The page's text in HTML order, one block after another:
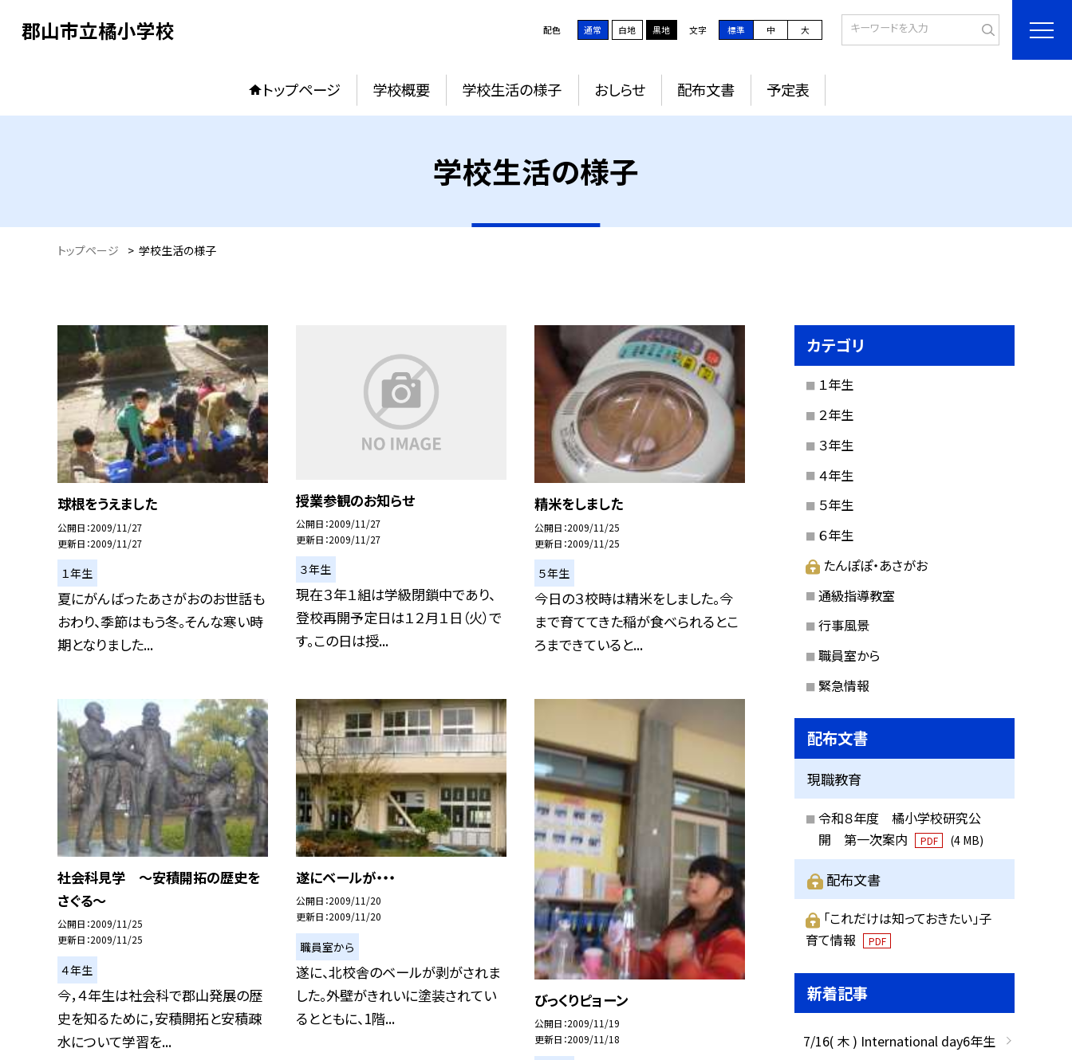
郡山市立橘小学校 配色 通常 白地 黒地 文字 標準 中 大
トップページ 学校概要 学校生活の様子 おしらせ 配布文書 予定表
学校生活の様子
トップページ > 学校生活の様子
球根をうえました
公開日 2009/11/27
更新日 2009/11/27
１年生
夏にがんばったあさがおのお世話も
おわり、季節はもう冬。そんな寒い時
期となりました...
授業参観のお知らせ
公開日 2009/11/27
更新日 2009/11/27
３年生
現在３年１組は学級閉鎖中であり、
登校再開予定日は１２月１日（火）で
す。この日は授...
精米をしました
公開日 2009/11/25
更新日 2009/11/25
５年生
今日の３校時は精米をしました。今
まで育ててきた稲が食べられるとこ
ろまできていると...
社会科見学 〜安積開拓の歴史を
さぐる〜
公開日 2009/11/25
更新日 2009/11/25
４年生
今，４年生は社会科で郡山発展の歴
史を知るために，安積開拓と安積疎
水について学習を...
遂にベールが・・・
公開日 2009/11/20
更新日 2009/11/20
職員室から
遂に、北校舎のベールが剥がされま
した。外壁がきれいに塗装されてい
るとともに、1階...
びっくりピョーン
公開日 2009/11/19
更新日 2009/11/18
カテゴリ
１年生
２年生
３年生
４年生
５年生
６年生
たんぽぽ・あさがお
通級指導教室
行事風景
職員室から
緊急情報
配布文書
現職教育
令和８年度 橘小学校研究公
開 第一次案内
PDF (4 MB)
配布文書
「これだけは知っておきたい」子
育て情報
PDF
新着記事
7/16( 木 ) International day6年生